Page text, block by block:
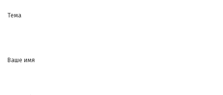
Тема
Ваше имя